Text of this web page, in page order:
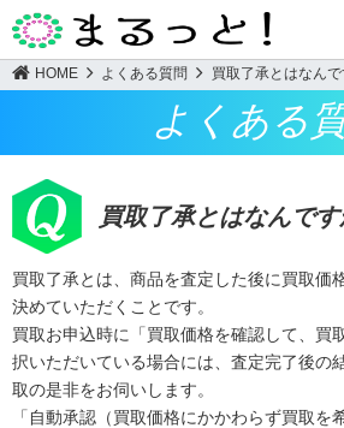
HOME よくある質問 買取了承とはなん
よくある
買取了承とはなんです
買取了承とは、商品を査定した後に買取価
決めていただくことです。
買取お申込時に「買取価格を確認して、買
択いただいている場合には、査定完了後の
取の是非をお伺いします。
「自動承認（買取価格にかかわらず買取を